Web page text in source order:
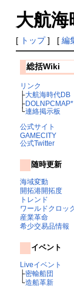
大航
[ トップ] [ 編
総括Wiki
リンク
├大航海時代DB
├DOLNPCMAP*
└連絡掲示板
公式サイト
GAMECITY
公式Twitter
随時更新
海域変動
開拓港開拓度
トレンド
ワールドクロッ
産業革命
希少交易品情報
イベント
Liveイベント
├密輸船団
└造船革新